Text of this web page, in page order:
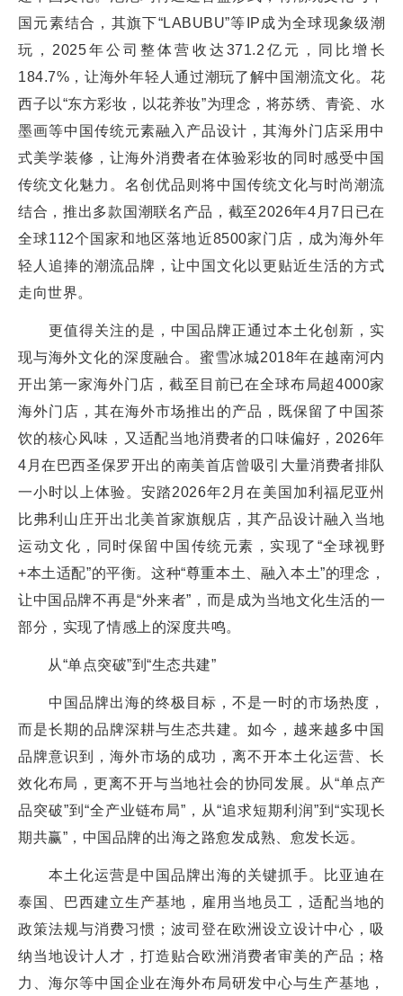
国元素结合，其旗下“LABUBU”等IP成为全球现象级潮
玩，2025年公司整体营收达371.2亿元，同比增长
184.7%，让海外年轻人通过潮玩了解中国潮流文化。花
西子以“东方彩妆，以花养妆”为理念，将苏绣、青瓷、水
墨画等中国传统元素融入产品设计，其海外门店采用中
式美学装修，让海外消费者在体验彩妆的同时感受中国
传统文化魅力。名创优品则将中国传统文化与时尚潮流
结合，推出多款国潮联名产品，截至2026年4月7日已在
全球112个国家和地区落地近8500家门店，成为海外年
轻人追捧的潮流品牌，让中国文化以更贴近生活的方式
走向世界。
更值得关注的是，中国品牌正通过本土化创新，实
现与海外文化的深度融合。蜜雪冰城2018年在越南河内
开出第一家海外门店，截至目前已在全球布局超4000家
海外门店，其在海外市场推出的产品，既保留了中国茶
饮的核心风味，又适配当地消费者的口味偏好，2026年
4月在巴西圣保罗开出的南美首店曾吸引大量消费者排队
一小时以上体验。安踏2026年2月在美国加利福尼亚州
比弗利山庄开出北美首家旗舰店，其产品设计融入当地
运动文化，同时保留中国传统元素，实现了“全球视野
+本土适配”的平衡。这种“尊重本土、融入本土”的理念，
让中国品牌不再是“外来者”，而是成为当地文化生活的一
部分，实现了情感上的深度共鸣。
从“单点突破”到“生态共建”
中国品牌出海的终极目标，不是一时的市场热度，
而是长期的品牌深耕与生态共建。如今，越来越多中国
品牌意识到，海外市场的成功，离不开本土化运营、长
效化布局，更离不开与当地社会的协同发展。从“单点产
品突破”到“全产业链布局”，从“追求短期利润”到“实现长
期共赢”，中国品牌的出海之路愈发成熟、愈发长远。
本土化运营是中国品牌出海的关键抓手。比亚迪在
泰国、巴西建立生产基地，雇用当地员工，适配当地的
政策法规与消费习惯；波司登在欧洲设立设计中心，吸
纳当地设计人才，打造贴合欧洲消费者审美的产品；格
力、海尔等中国企业在海外布局研发中心与生产基地，